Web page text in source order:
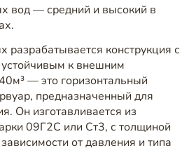
вод — средний и высокий в
разрабатывается конструкция с
к внешним
— это горизонтальный
предназначенный для
Он изготавливается из
09Г2С или Ст3, с толщиной
от давления и типа